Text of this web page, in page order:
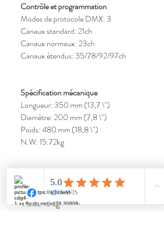
Contrôle et programmation
Modes de protocole DMX: 3
Canaux standard: 21ch
Canaux normaux: 23ch
Canaux étendus: 35/78/92/97ch
Spécification mécanique
Longueur: 350 mm (13,7 \")
Diamètre: 200 mm (7,8 \")
Poids: 480 mm (18,8 \")
N.W: 15.72kg
Forfait
1in1 Taille du carton: 44 * 41 * 54cm
Poids: 16 kg